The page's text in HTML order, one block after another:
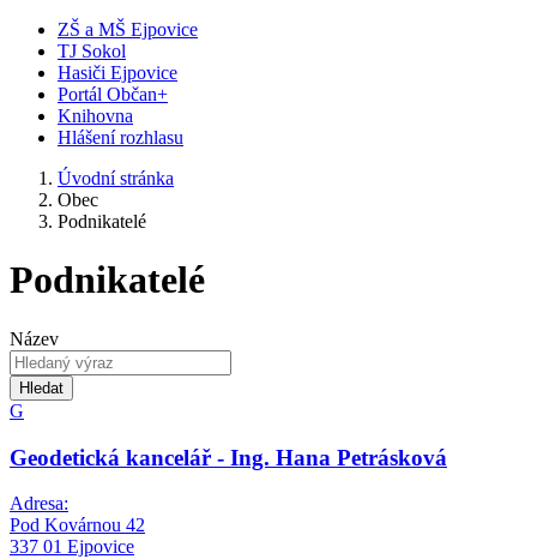
ZŠ a MŠ Ejpovice
TJ Sokol
Hasiči Ejpovice
Portál Občan+
Knihovna
Hlášení rozhlasu
Úvodní stránka
Obec
Podnikatelé
Podnikatelé
Název
Hledat
G
Geodetická kancelář - Ing. Hana Petrásková
Adresa:
Pod Kovárnou 42
337 01 Ejpovice